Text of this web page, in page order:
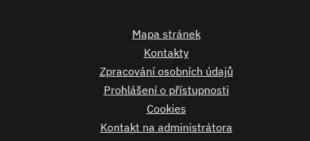
Mapa stránek
Kontakty
Zpracování osobních údajů
Prohlášení o přístupnosti
Cookies
Kontakt na administrátora